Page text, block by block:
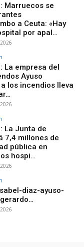
Marruecos se
a Ceuta: «Hay
por apal…
La empresa del
Ayuso
los incendios lleva
La Junta de
7,4 millones de
pública en
hospi…
diaz-ayuso-